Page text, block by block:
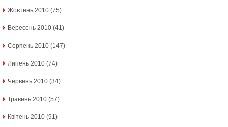
Жовтень 2010 (75)
Вересень 2010 (41)
Серпень 2010 (147)
Липень 2010 (74)
Червень 2010 (34)
Травень 2010 (57)
Квітень 2010 (91)